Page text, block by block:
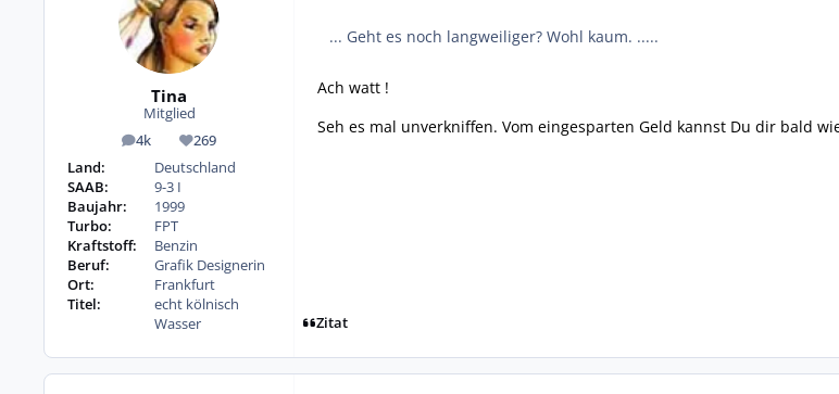
Tina
Mitglied
4k
Beiträge 269
Reputation
Land:
Deutschland
SAAB:
9-3 I
Baujahr:
1999
Turbo:
FPT
Kraftstoff:
Benzin
Beruf:
Grafik Designerin
Ort:
Frankfurt
Titel:
echt kölnisch
Wasser
... Geht es noch langweiliger? Wohl kaum. .....
Ach watt !
Seh es mal unverkniffen. Vom eingesparten Geld kannst Du dir bald
Zitat